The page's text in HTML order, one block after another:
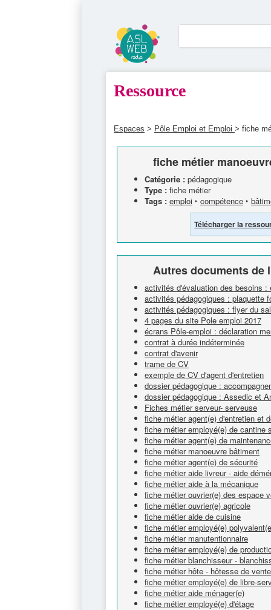
Ressource
Espaces > Pôle Emploi et Emploi > fiche
fiche métier
Catégorie : pédagogique
Type : fiche métier
Tags : emploi ‣ compétence ‣
Télécharger la
Autres documents de
activités d'évaluation des besoins :
activités pédagogiques : plaquette
activités pédagogiques : flyer du
4 pages du site Pole emploi 2017
écrans Pôle-emploi : déclaration
contrat à durée indéterminée
contrat d'avenir
trame de CV
exemple de CV d'agent d'entretien
dossier pédagogique :
dossier pédagogique : Assedic et
Fiches métier serveur- serveuse
fiche métier agent(e) d'entretien et
fiche métier employé(e) de cantine
fiche métier agent(e) de
fiche métier manoeuvre bâtiment
fiche métier agent(e) de sécurité
fiche métier aide livreur - aide
fiche métier aide à la mécanique
fiche métier ouvrier(e) des espace
fiche métier ouvrier(e) agricole
fiche métier aide de cuisine
fiche métier employé(e)
fiche métier manutentionnaire
fiche métier employé(e) de
fiche métier blanchisseur -
fiche métier hôte - hôtesse de
fiche métier employé(e) de libre-
fiche métier aide ménager(e)
fiche métier employé(e) d'étage